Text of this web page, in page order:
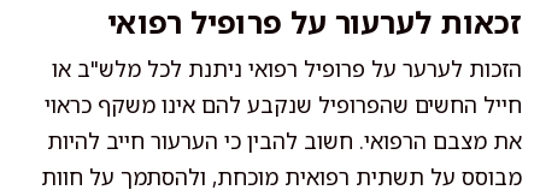
זכאות לערעור על פרופיל רפואי
הזכות לערער על פרופיל רפואי ניתנת לכל מלש"ב או
חייל החשים שהפרופיל שנקבע להם אינו משקף כראוי
את מצבם הרפואי. חשוב להבין כי הערעור חייב להיות
מבוסס על תשתית רפואית מוכחת, ולהסתמך על חוות